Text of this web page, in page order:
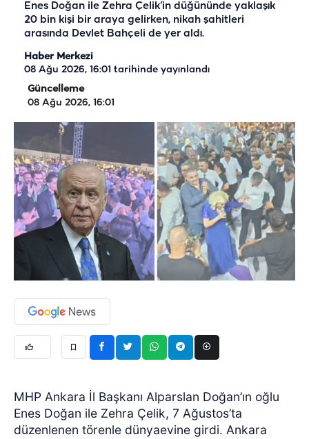
Enes Doğan ile Zehra Çelik’in düğününde yaklaşık
20 bin kişi bir araya gelirken, nikah şahitleri
arasında Devlet Bahçeli de yer aldı.
Haber Merkezi
08 Ağu 2026, 16:01 tarihinde yayınlandı
Güncelleme
08 Ağu 2026, 16:01
MHP Ankara İl Başkanı Alparslan Doğan’ın oğlu
Enes Doğan ile Zehra Çelik, 7 Ağustos’ta
düzenlenen törenle dünyaevine girdi. Ankara